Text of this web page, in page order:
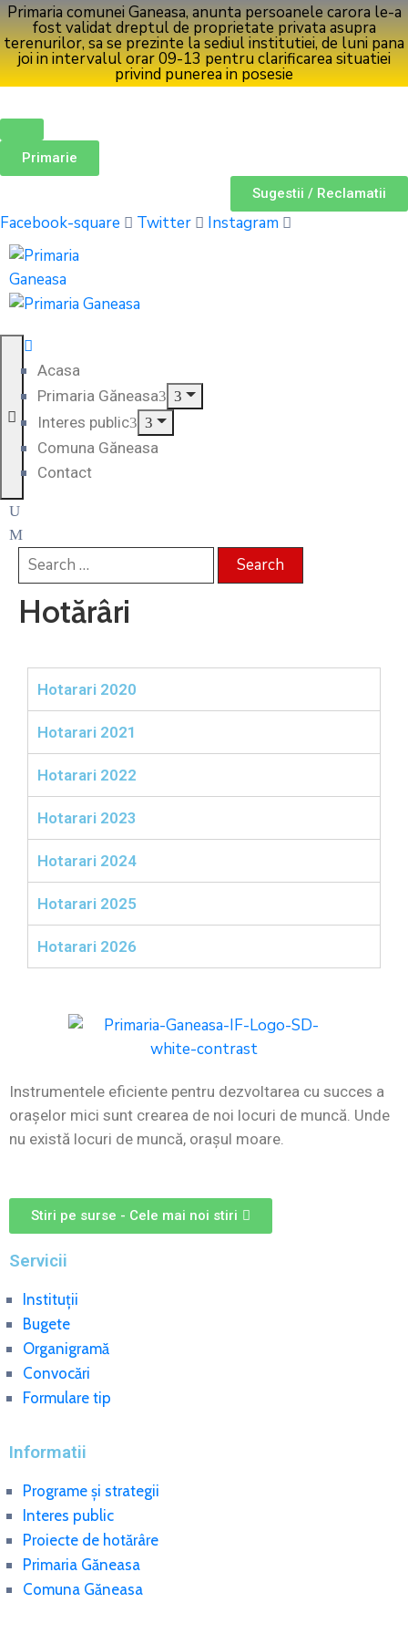
Primaria comunei Ganeasa, anunta persoanele carora le-a
fost validat dreptul de proprietate privata asupra
terenurilor, sa se prezinte la sediul institutiei, de luni pana
joi in intervalul orar 09-13 pentru clarificarea situatiei
privind punerea in posesie
Primarie
Sugestii / Reclamatii
Facebook-square Twitter Instagram
Acasa
Primaria Găneasa
Interes public
Comuna Găneasa
Contact
Hotărâri
Hotarari 2020
Hotarari 2021
Hotarari 2022
Hotarari 2023
Hotarari 2024
Hotarari 2025
Hotarari 2026
Instrumentele eficiente pentru dezvoltarea cu succes a
oraşelor mici sunt crearea de noi locuri de muncă. Unde
nu există locuri de muncă, oraşul moare.
Stiri pe surse - Cele mai noi stiri
Servicii
Instituții
Bugete
Organigramă
Convocări
Formulare tip
Informatii
Programe și strategii
Interes public
Proiecte de hotărâre
Primaria Găneasa
Comuna Găneasa